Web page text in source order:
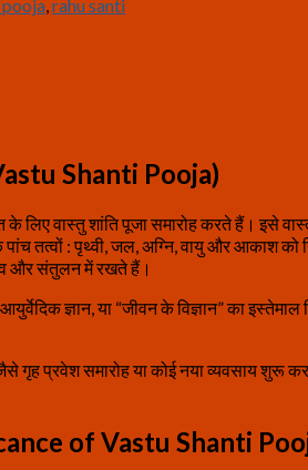
,rahu santi
Shanti Pooja)
वास्तु शांति पूजा समारोह करते हैं। इसे
तत्वों : पृथ्वी, जल, अग्नि, वायु और आकाश को
और संतुलन में रखते हैं।
ज्ञान, या “जीवन के विज्ञान” का
प्रवेश समारोह या कोई नया व्यवसाय शुरू
of Vastu Shanti